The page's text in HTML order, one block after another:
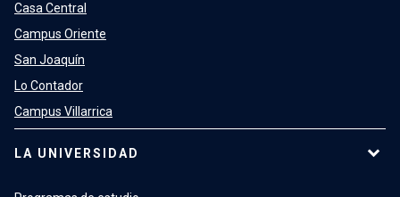
Casa Central
Campus Oriente
San Joaquín
Lo Contador
Campus Villarrica
LA UNIVERSIDAD